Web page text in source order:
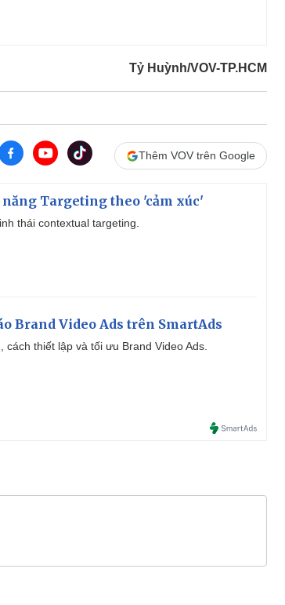
Tỷ Huỳnh/VOV-TP.HCM
Thêm VOV trên Google
Targeting theo 'cảm xúc'
thái contextual targeting.
Brand Video Ads trên SmartAds
thiết lập và tối ưu Brand Video Ads.